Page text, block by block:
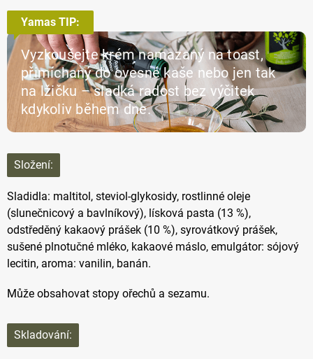
Yamas TIP:
Vyzkoušejte krém namazaný na toast,
přimíchaný do ovesné kaše nebo jen tak
na lžičku – sladká radost bez výčitek
kdykoliv během dne.
Složení:
Sladidla: maltitol, steviol-glykosidy, rostlinné oleje
(slunečnicový a bavlníkový), lísková pasta (13 %),
odstředěný kakaový prášek (10 %), syrovátkový prášek,
sušené plnotučné mléko, kakaové máslo, emulgátor: sójový
lecitin, aroma: vanilin, banán.
Může obsahovat stopy ořechů a sezamu.
Skladování: